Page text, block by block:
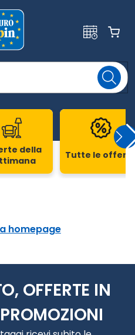
della
Tutte le
homepage
OFFERTE IN